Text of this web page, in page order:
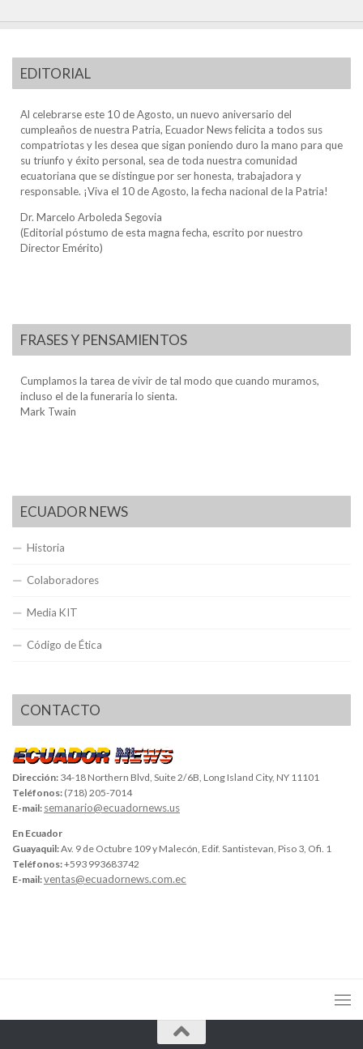
EDITORIAL
Al celebrarse este 10 de Agosto, un nuevo aniversario del
cumpleaños de nuestra Patria, Ecuador News felicita a todos sus
compatriotas y les desea que sigan poniendo duro la mano para que
su triunfo y éxito personal, sea de toda nuestra comunidad
ecuatoriana que se distingue por ser honesta, trabajadora y
responsable. ¡Viva el 10 de Agosto, la fecha nacional de la Patria!
Dr. Marcelo Arboleda Segovia
(Editorial póstumo de esta magna fecha, escrito por nuestro
Director Emérito)
FRASES Y PENSAMIENTOS
Cumplamos la tarea de vivir de tal modo que cuando muramos,
incluso el de la funeraria lo sienta.
Mark Twain
ECUADOR NEWS
Historia
Colaboradores
Media KIT
Código de Ética
CONTACTO
Dirección: 34-18 Northern Blvd, Suite 2/6B, Long Island City, NY 11101
Teléfonos: (718) 205-7014
E-mail: semanario@ecuadornews.us
En Ecuador
Guayaquil:Av. 9 de Octubre 109 y Malecón, Edif. Santistevan, Piso 3, Ofi. 1
Teléfonos:+593 993683742
E-mail:ventas@ecuadornews.com.ec